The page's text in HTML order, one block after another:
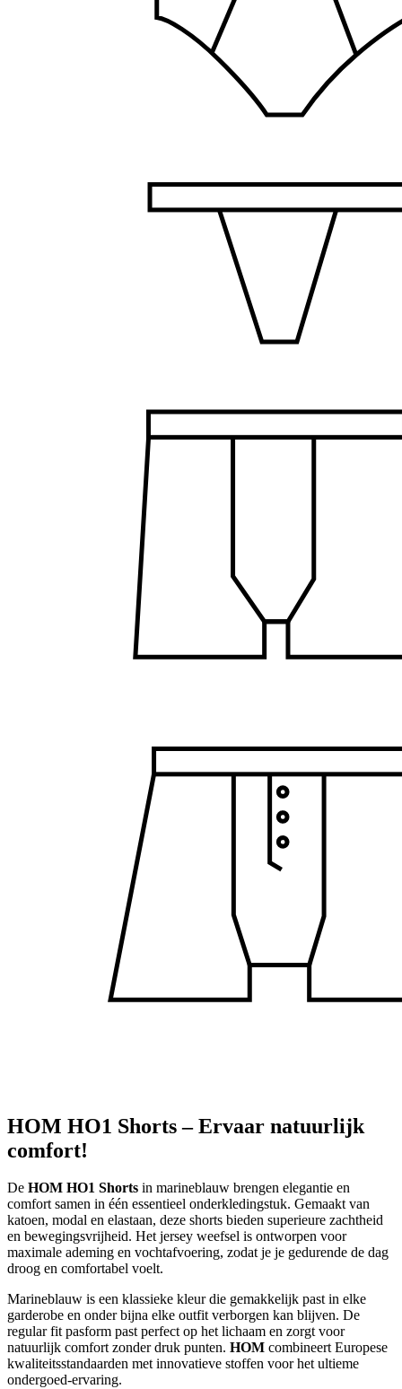
HOM HO1 Shorts – Ervaar natuurlijk
comfort!
De HOM HO1 Shorts in marineblauw brengen elegantie en
comfort samen in één essentieel onderkledingstuk. Gemaakt van
katoen, modal en elastaan, deze shorts bieden superieure zachtheid
en bewegingsvrijheid. Het jersey weefsel is ontworpen voor
maximale ademing en vochtafvoering, zodat je je gedurende de dag
droog en comfortabel voelt.
Marineblauw is een klassieke kleur die gemakkelijk past in elke
garderobe en onder bijna elke outfit verborgen kan blijven. De
regular fit pasform past perfect op het lichaam en zorgt voor
natuurlijk comfort zonder druk punten. HOM combineert Europese
kwaliteitsstandaarden met innovatieve stoffen voor het ultieme
ondergoed-ervaring.